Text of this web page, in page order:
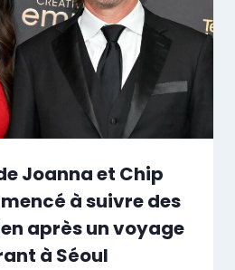
Joanna et Chip
à suivre des
après un voyage
à Séoul